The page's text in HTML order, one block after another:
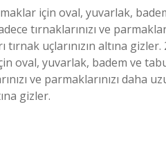
için oval, yuvarlak,
tırnaklarınızı ve
uçlarınızın altına
oval, yuvarlak, badem ve
ve parmaklarınızı daha
gizler.